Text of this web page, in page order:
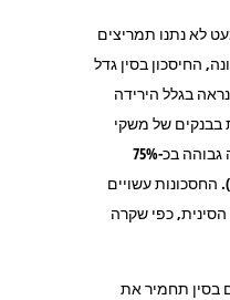
לא נתנו תמריצים
החיסכון בסין גדל
בגלל הירידה
בבנקים של משקי
הבית בשנה האחרונה הייתה גבוהה בכ-75%
מאשר לפני שנה (תרשים 21). החסכונות עשויים
כפי שקרה
בסין תחמיר את